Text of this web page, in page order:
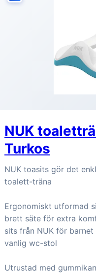
NUK
Turkos
NUK toasits gör det
toalett-träna
Ergonomiskt utformad
brett säte för extra
sits från NUK för
vanlig wc-stol
Utrustad med